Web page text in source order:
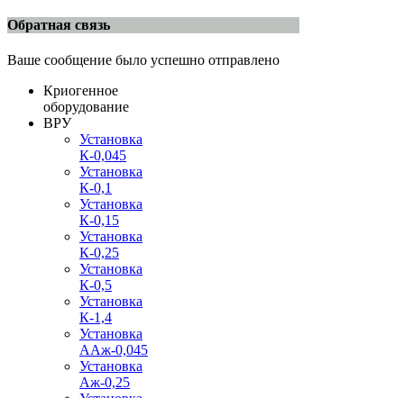
Обратная связь
Ваше сообщение было успешно отправлено
Криогенное
оборудование
ВРУ
Установка
К-0,045
Установка
К-0,1
Установка
К-0,15
Установка
К-0,25
Установка
К-0,5
Установка
К-1,4
Установка
ААж-0,045
Установка
Аж-0,25